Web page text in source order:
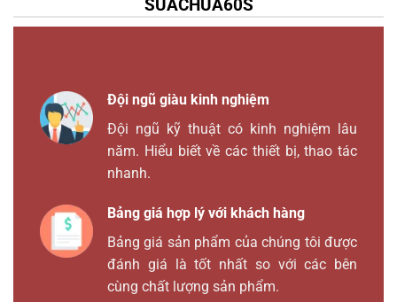
SUACHUA60S
Đội ngũ giàu kinh nghiệm
Đội ngũ kỹ thuật có kinh nghiệm lâu
năm. Hiểu biết về các thiết bị, thao tác
nhanh.
Bảng giá hợp lý với khách hàng
Bảng giá sản phẩm của chúng tôi được
đánh giá là tốt nhất so với các bên
cùng chất lượng sản phẩm.